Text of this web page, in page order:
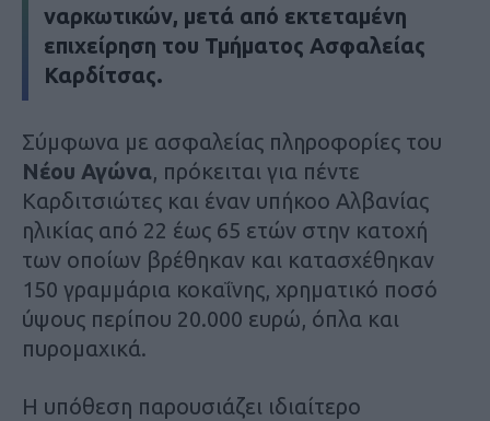
ναρκωτικών, μετά από εκτεταμένη
επιχείρηση του Τμήματος Ασφαλείας
Καρδίτσας.
Σύμφωνα με ασφαλείας πληροφορίες του
Νέου Αγώνα, πρόκειται για πέντε
Καρδιτσιώτες και έναν υπήκοο Αλβανίας
ηλικίας από 22 έως 65 ετών στην κατοχή
των οποίων βρέθηκαν και κατασχέθηκαν
150 γραμμάρια κοκαΐνης, χρηματικό ποσό
ύψους περίπου 20.000 ευρώ, όπλα και
πυρομαχικά.
Η υπόθεση παρουσιάζει ιδιαίτερο